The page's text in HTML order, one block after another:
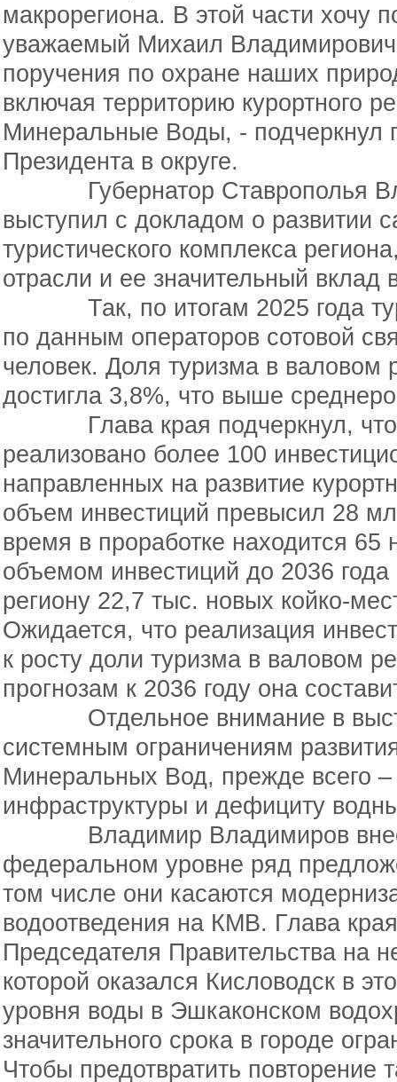
макрорегиона. В этой части хочу
уважаемый Михаил
поручения по охране наших
включая территорию курортного
Минеральные Воды, - подчеркнул
Президента в округе.
Губернатор Ставрополья
выступил с докладом о развитии
туристического комплекса
отрасли и ее значительный вклад
Так, по итогам 2025 года
по данным операторов сотовой
человек. Доля туризма в валовом
достигла 3,8%, что выше
Глава края подчеркнул, что
реализовано более 100
направленных на развитие
объем инвестиций превысил 28
время в проработке находится 65
объемом инвестиций до 2036
региону 22,7 тыс. новых койко-
Ожидается, что реализация
к росту доли туризма в валовом
прогнозам к 2036 году она
Отдельное внимание в
системным ограничениям
Минеральных Вод, прежде всего
инфраструктуры и дефициту
Владимир Владимиров внес
федеральном уровне ряд
том числе они касаются
водоотведения на КМВ. Глава
Председателя Правительства на
которой оказался Кисловодск в
уровня воды в Эшкаконском
значительного срока в городе
Чтобы предотвратить повторение